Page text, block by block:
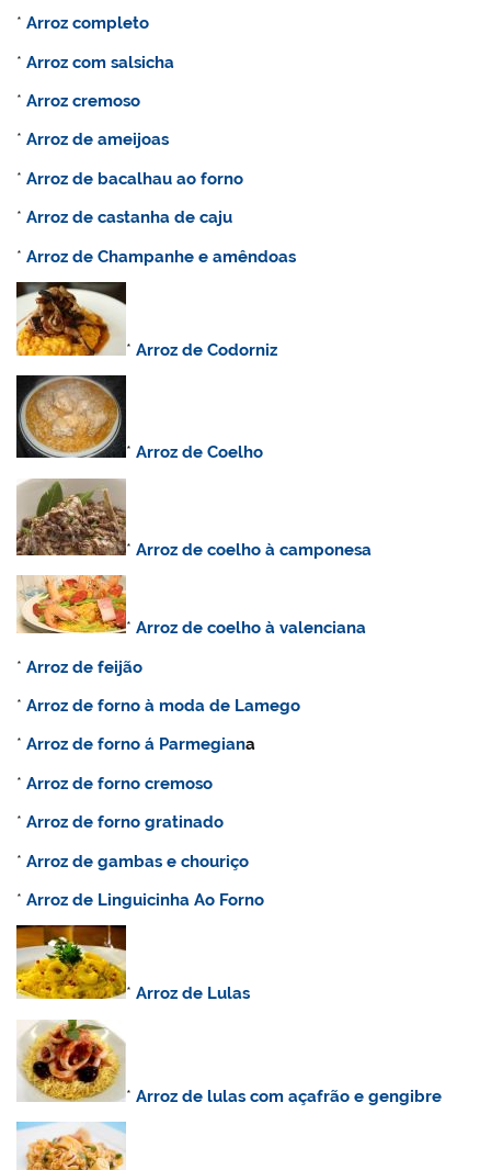
*Arroz completo
*Arroz com salsicha
*Arroz cremoso
*Arroz de ameijoas
*Arroz de bacalhau ao forno
*Arroz de castanha de caju
*Arroz de Champanhe e amêndoas
*Arroz de Codorniz
*Arroz de Coelho
*Arroz de coelho à camponesa
*Arroz de coelho à valenciana
*Arroz de feijão
*Arroz de forno à moda de Lamego
*Arroz de forno á Parmegiana
*Arroz de forno cremoso
*Arrozde forno gratinado
*Arroz de gambas e chouriço
*Arroz de Linguicinha Ao Forno
*Arroz de Lulas
*Arroz de lulas com açafrão e gengibre